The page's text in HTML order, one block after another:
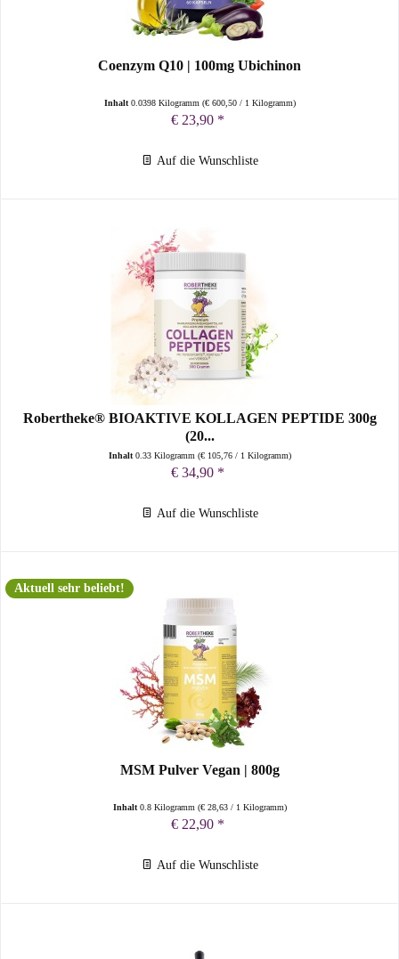
Coenzym Q10 | 100mg Ubichinon
Inhalt0.0398 Kilogramm (€ 600,50/ 1 Kilogramm)
€ 23,90 *
Auf die Wunschliste
Robertheke® BIOAKTIVE KOLLAGEN PEPTIDE 300g
(20...
Inhalt 0.33 Kilogramm (€ 105,76/ 1 Kilogramm)
€ 34,90 *
Auf die Wunschliste
Aktuell sehr beliebt!
MSM Pulver Vegan | 800g
Inhalt 0.8 Kilogramm (€ 28,63/ 1 Kilogramm)
€ 22,90 *
Auf die Wunschliste